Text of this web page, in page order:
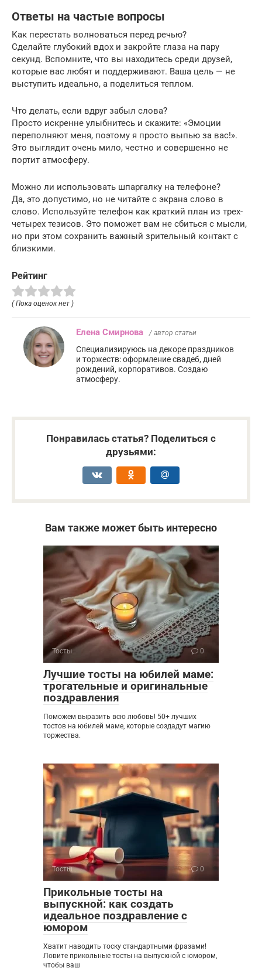
Ответы на частые вопросы
Как перестать волноваться перед речью?
Сделайте глубокий вдох и закройте глаза на пару
секунд. Вспомните, что вы находитесь среди друзей,
которые вас любят и поддерживают. Ваша цель — не
выступить идеально, а поделиться теплом.
Что делать, если вдруг забыл слова?
Просто искренне улыбнитесь и скажите: «Эмоции
переполняют меня, поэтому я просто выпью за вас!».
Это выглядит очень мило, честно и совершенно не
портит атмосферу.
Можно ли использовать шпаргалку на телефоне?
Да, это допустимо, но не читайте с экрана слово в
слово. Используйте телефон как краткий план из трех-
четырех тезисов. Это поможет вам не сбиться с мысли,
но при этом сохранить важный зрительный контакт с
близкими.
Рейтинг
( Пока оценок нет )
Елена Смирнова / автор статьи
Специализируюсь на декоре праздников
и торжеств: оформление свадеб, дней
рождений, корпоративов. Создаю
атмосферу.
Понравилась статья? Поделиться с
друзьями:
Вам также может быть интересно
Тосты 0
Лучшие тосты на юбилей маме:
трогательные и оригинальные
поздравления
Поможем выразить всю любовь! 50+ лучших
тостов на юбилей маме, которые создадут магию
торжества.
Тосты 0
Прикольные тосты на
выпускной: как создать
идеальное поздравление с
юмором
Хватит наводить тоску стандартными фразами!
Ловите прикольные тосты на выпускной с юмором,
чтобы ваш